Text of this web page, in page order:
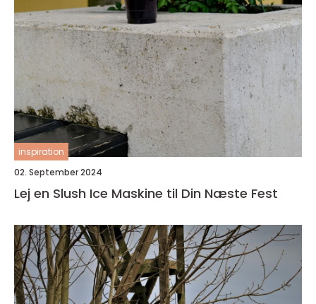
inspiration
02. September 2024
Lej en Slush Ice Maskine til Din Næste Fest